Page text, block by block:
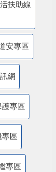
扶助線
安專區
網
專區
專區
專區